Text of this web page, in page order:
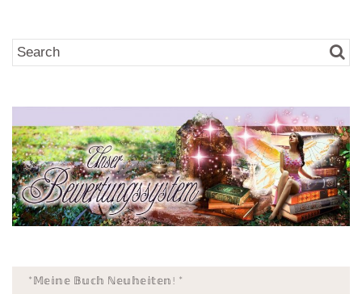
*𝕄𝕖𝕚𝕟𝕖 𝔹𝕦𝕔𝕙 ℕ𝕖𝕦𝕙𝕖𝕚𝕥𝕖𝕟! *